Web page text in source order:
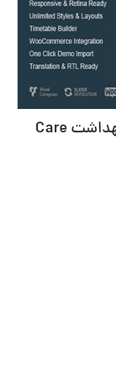
قابلیت های پوسته پزشکی و بهداشت Care